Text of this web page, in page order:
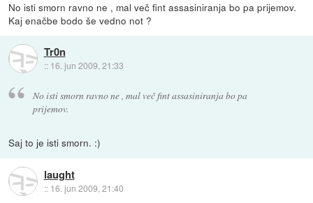
No isti smorn ravno ne , mal več fint assasiniranja bo pa prijemov.
Kaj enačbe bodo še vedno not ?
Tr0n
:: 16. jun 2009, 21:33
No isti smorn ravno ne , mal več fint assasiniranja bo pa
prijemov.
Saj to je isti smorn. :)
laught
:: 16. jun 2009, 21:40